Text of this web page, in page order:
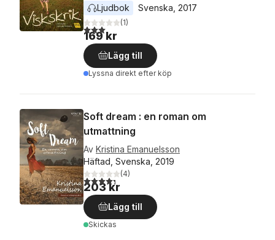
Ljudbok
Svenska 2017
3,0utav 5 stjärnor. Totalt antal röster:
(1)
169 kr
Lägg till
Lyssna direkt efter köp
Soft dream : en roman om
utmattning
Av Kristina Emanuelsson
Häftad, Svenska, 2019
4,3utav 5 stjärnor. Totalt antal röster:
(4)
203 kr
Lägg till
Skickas